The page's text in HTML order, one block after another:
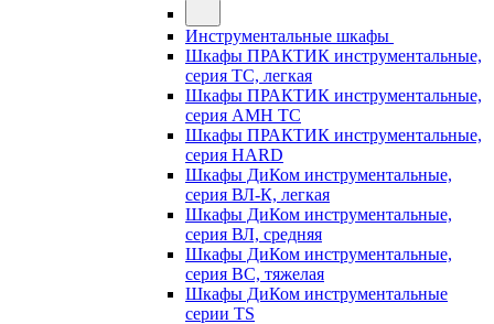
Инструментальные шкафы
Шкафы ПРАКТИК инструментальные,
серия TC, легкая
Шкафы ПРАКТИК инструментальные,
серия AMH TC
Шкафы ПРАКТИК инструментальные,
серия HARD
Шкафы ДиКом инструментальные,
cерия ВЛ-К, легкая
Шкафы ДиКом инструментальные,
серия ВЛ, средняя
Шкафы ДиКом инструментальные,
серия ВС, тяжелая
Шкафы ДиКом инструментальные
серии TS